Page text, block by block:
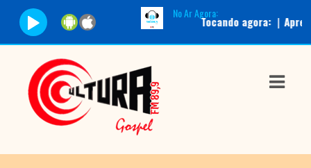
No Ar Agora:
Tocando agora:|